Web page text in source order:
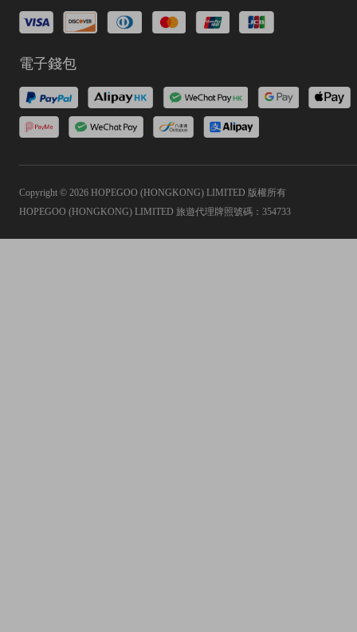
電子錢包
Copyright © 2026 HOPEGOO (HONGKONG) LIMITED 版權所有
HOPEGOO (HONGKONG) LIMITED 旅遊代理牌照號碼：354733